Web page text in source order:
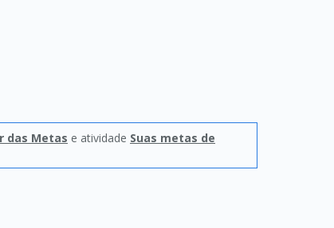
das Metas e atividade Suas metas de